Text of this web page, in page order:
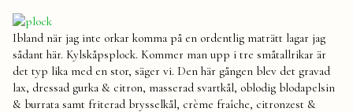
Ibland när jag inte orkar komma på en ordentlig maträtt lagar jag
sådant här. Kylskåpsplock. Kommer man upp i tre småtallrikar är
det typ lika med en stor, säger vi. Den här gången blev det gravad
lax, dressad gurka & citron, masserad svartkål, oblodig blodapelsin
& burrata samt friterad brysselkål, crème fraîche, citronzest &